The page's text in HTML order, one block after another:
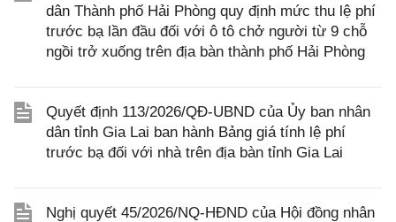
dân Thành phố Hải Phòng quy định mức thu lệ phí
trước bạ lần đầu đối với ô tô chở người từ 9 chỗ
ngồi trở xuống trên địa bàn thành phố Hải Phòng
Quyết định 113/2026/QĐ-UBND của Ủy ban nhân
dân tỉnh Gia Lai ban hành Bảng giá tính lệ phí
trước bạ đối với nhà trên địa bàn tỉnh Gia Lai
Nghị quyết 45/2026/NQ-HĐND của Hội đồng nhân